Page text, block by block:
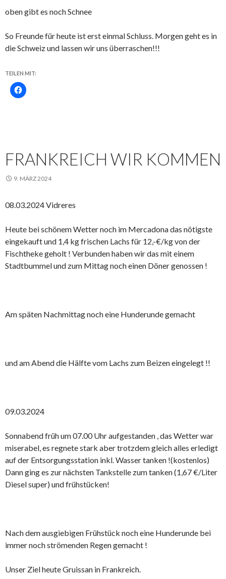
oben gibt es noch Schnee
So Freunde für heute ist erst einmal Schluss. Morgen geht es in
die Schweiz und lassen wir uns überraschen!!!
TEILEN MIT:
FRANKREICH WIR KOMMEN
9. MÄRZ 2024
08.03.2024 Vidreres
Heute bei schönem Wetter noch im Mercadona das nötigste
eingekauft und 1,4 kg frischen Lachs für 12,-€/kg von der
Fischtheke geholt ! Verbunden haben wir das mit einem
Stadtbummel und zum Mittag noch einen Döner genossen !
Am späten Nachmittag noch eine Hunderunde gemacht
und am Abend die Hälfte vom Lachs zum Beizen eingelegt !!
09.03.2024
Sonnabend früh um 07.00 Uhr aufgestanden , das Wetter war
miserabel, es regnete stark aber trotzdem gleich alles erledigt
auf der Entsorgungsstation inkl. Wasser tanken !(kostenlos)
Dann ging es zur nächsten Tankstelle zum tanken (1,67 €/Liter
Diesel super) und frühstücken!
Nach dem ausgiebigen Frühstück noch eine Hunderunde bei
immer noch strömenden Regen gemacht !
Unser Ziel heute Gruissan in Frankreich.